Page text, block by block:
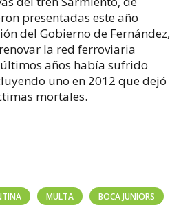
presentadas este año
del Gobierno de Fernández,
la red ferroviaria
años había sufrido
uno en 2012 que dejó
mortales.
MULTA BOCA JUNIORS